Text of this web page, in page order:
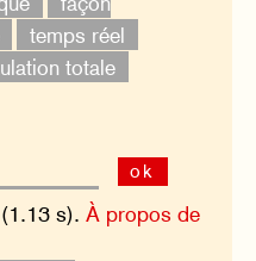
temps réel
totale
ok
(1.13 s).À propos de